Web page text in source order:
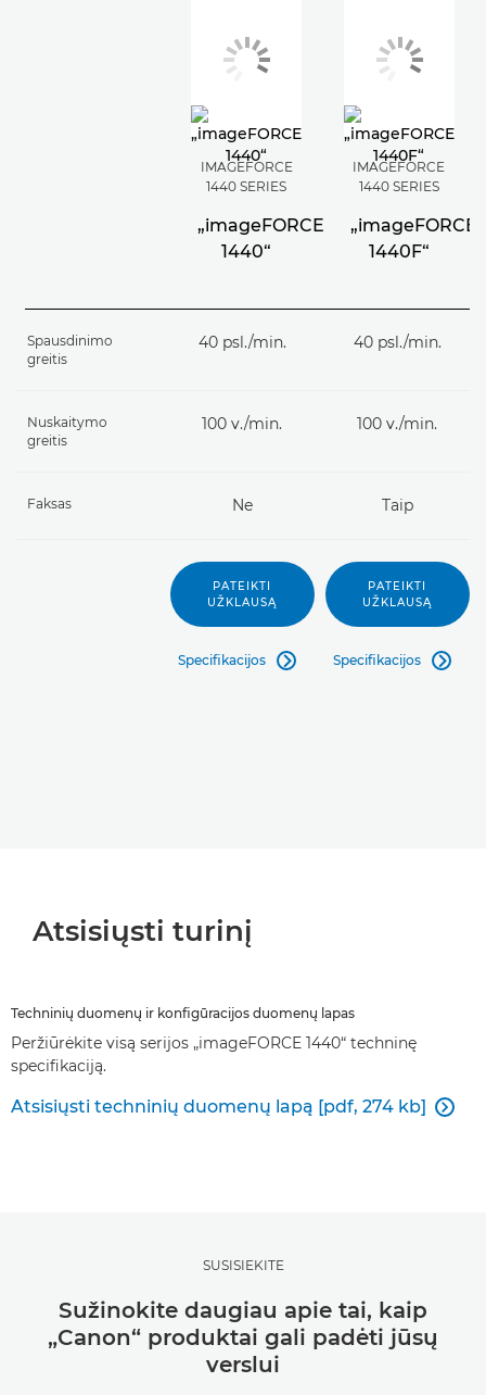
IMAGEFORCE
1440 SERIES
„imageFORCE
1440“
IMAGEFORCE
1440 SERIES
„imageFORCE
1440F“
Spausdinimo
greitis
40 psl./min. 40 psl./min.
Nuskaitymo
greitis
100 v./min. 100 v./min.
Faksas Ne Taip
PATEIKTI
UŽKLAUSĄ
Specifikacijos 
PATEIKTI
UŽKLAUSĄ
Specifikacijos 
Atsisiųsti turinį
Techninių duomenų ir konfigūracijos duomenų lapas
Peržiūrėkite visą serijos „imageFORCE 1440“ techninę
specifikaciją.
Atsisiųsti techninių duomenų lapą [pdf, 274 kb] 
SUSISIEKITE
Sužinokite daugiau apie tai, kaip
„Canon“ produktai gali padėti jūsų
verslui